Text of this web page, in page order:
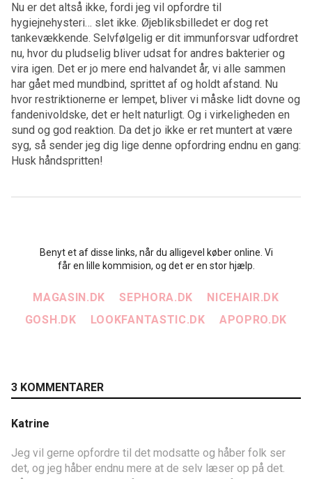
Nu er det altså ikke, fordi jeg vil opfordre til
hygiejnehysteri… slet ikke. Øjebliksbilledet er dog ret
tankevækkende. Selvfølgelig er dit immunforsvar udfordret
nu, hvor du pludselig bliver udsat for andres bakterier og
vira igen. Det er jo mere end halvandet år, vi alle sammen
har gået med mundbind, sprittet af og holdt afstand. Nu
hvor restriktionerne er lempet, bliver vi måske lidt dovne og
fandenivoldske, det er helt naturligt. Og i virkeligheden en
sund og god reaktion. Da det jo ikke er ret muntert at være
syg, så sender jeg dig lige denne opfordring endnu en gang:
Husk håndspritten!
Benyt et af disse links, når du alligevel køber online. Vi
får en lille kommision, og det er en stor hjælp.
MAGASIN.DK SEPHORA.DK
NICEHAIR.DK
GOSH.DK
LOOKFANTASTIC.DK APOPRO.DK
3 KOMMENTARER
Katrine
Jeg vil gerne opfordre til det modsatte og håber folk ser
det, og jeg håber endnu mere at de selv læser op på det.